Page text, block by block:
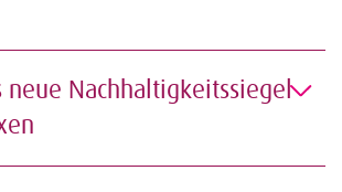
neue Nachhaltigkeitssiegel